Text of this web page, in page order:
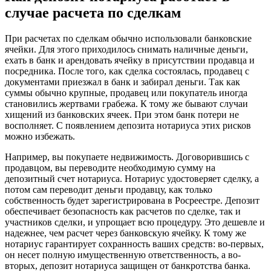
случае расчета по сделкам
При расчетах по сделкам обычно использовали банковские
ячейки. Для этого приходилось снимать наличные деньги,
ехать в банк и арендовать ячейку в присутствии продавца и
посредника. После того, как сделка состоялась, продавец с
документами приезжал в банк и забирал деньги. Так как
суммы обычно крупные, продавец или покупатель иногда
становились жертвами грабежа. К тому же бывают случаи
хищений из банковских ячеек. При этом банк потери не
восполняет. С появлением депозита нотариуса этих рисков
можно избежать.
Например, вы покупаете недвижимость. Договорившись с
продавцом, вы переводите необходимую сумму на
депозитный счет нотариуса. Нотариус удостоверяет сделку, а
потом сам переводит деньги продавцу, как только
собственность будет зарегистрирована в Росреестре. Депозит
обеспечивает безопасность как расчетов по сделке, так и
участников сделки, и упрощает всю процедуру. Это дешевле и
надежнее, чем расчет через банковскую ячейку. К тому же
нотариус гарантирует сохранность ваших средств: во-первых,
он несет полную имущественную ответственность, а во-
вторых, депозит нотариуса защищен от банкротства банка.